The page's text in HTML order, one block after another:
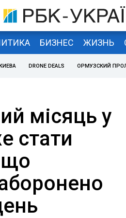
БИЗНЕС ЖИЗНЬ
DRONE DEALS ОРМУЗСКИЙ
місяць у
стати
що